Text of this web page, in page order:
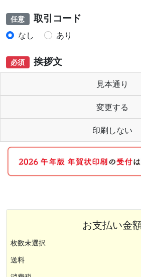
任意 取引コード
なし あり
必須 挨拶文
見本通り
変更する
印刷しない
お支払い金
枚数未選択
送料